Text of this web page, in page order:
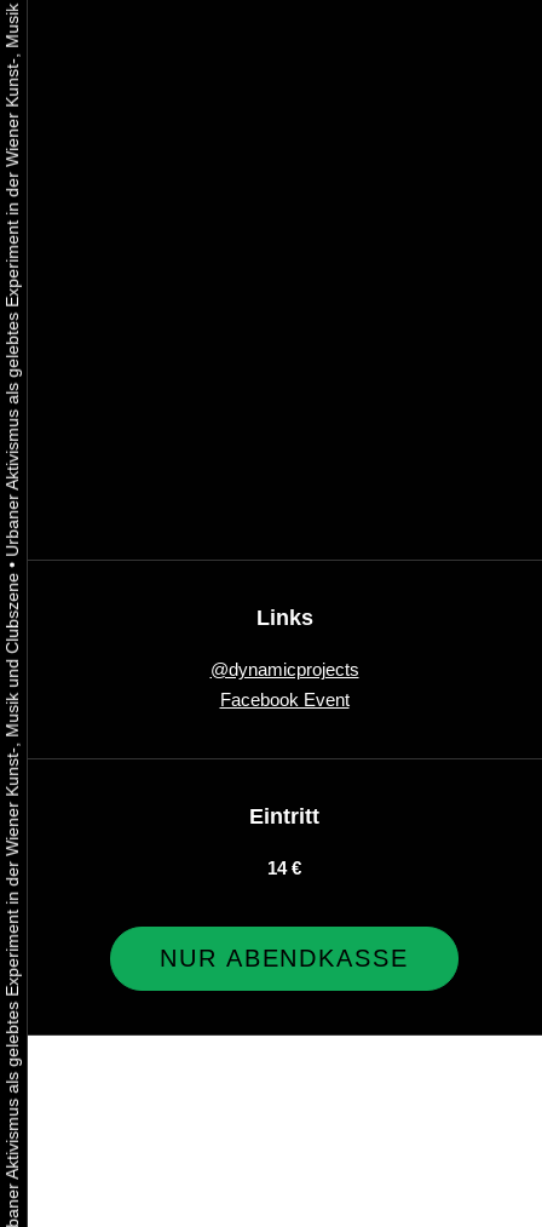
Urbaner Aktivismus als gelebtes Experiment in der Wiener Kunst-, Musik und Clubszene
•
Urbaner Aktivismus als gelebtes Experiment in der Wiener Kunst-, Musik und Clubszene
Links
@dynamicprojects
Facebook Event
Eintritt
14 €
NUR ABENDKASSE